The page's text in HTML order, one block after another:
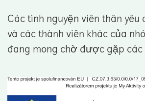
Các tình nguyện viên thân yêu
và các thành viên khác của
đang mong chờ được gặp các